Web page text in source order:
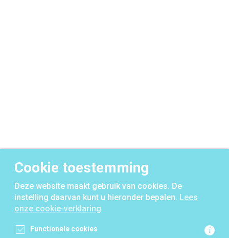
Cookie toestemming
Deze website maakt gebruik van cookies. De
instelling daarvan kunt u hieronder bepalen. Lees
onze cookie-verklaring
Functionele cookies i